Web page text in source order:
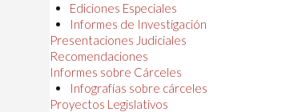
Ediciones Especiales
Informes de Investigación
Presentaciones Judiciales
Recomendaciones
Informes sobre Cárceles
Infografías sobre cárceles
Proyectos Legislativos